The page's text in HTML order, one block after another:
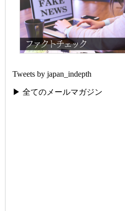
Tweets by japan_indepth
▶ 全てのメールマガジン